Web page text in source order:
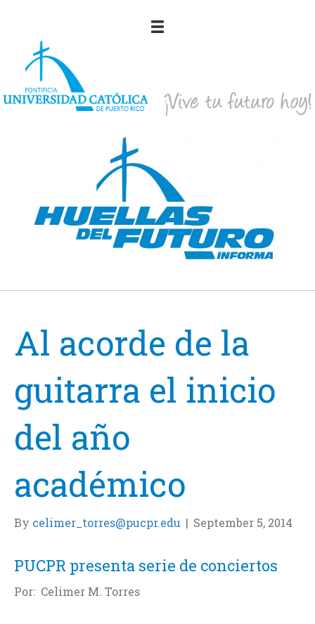
Al acorde de la
guitarra el inicio
del año
académico
By celimer_torres@pucpr.edu | September 5, 2014
PUCPR presenta serie de conciertos
Por: Celimer M. Torres